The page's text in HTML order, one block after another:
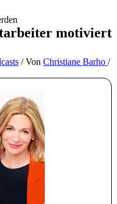
motiviert
/ Von Christiane Barho /